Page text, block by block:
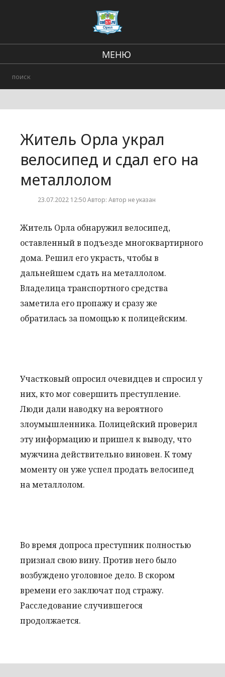
МЕНЮ
Происшествия
Житель Орла украл
велосипед и сдал его на
металлолом
23.07.2022 12:50 Автор: Автор не указан
Житель Орла обнаружил велосипед,
оставленный в подъезде многоквартирного
дома. Решил его украсть, чтобы в
дальнейшем сдать на металлолом.
Владелица транспортного средства
заметила его пропажу и сразу же
обратилась за помощью к полицейским.
Участковый опросил очевидцев и спросил у
них, кто мог совершить преступление.
Люди дали наводку на вероятного
злоумышленника. Полицейский проверил
эту информацию и пришел к выводу, что
мужчина действительно виновен. К тому
моменту он уже успел продать велосипед
на металлолом.
Во время допроса преступник полностью
признал свою вину. Против него было
возбуждено уголовное дело. В скором
времени его заключат под стражу.
Расследование случившегося
продолжается.